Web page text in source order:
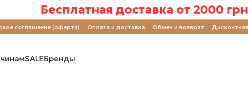
Бесплатная доставка от 2000 грн
соглашение (оферта) Оплата и доставка Обмен и возврат
SALEБренды